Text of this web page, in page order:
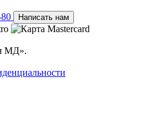
Написать нам
МД».